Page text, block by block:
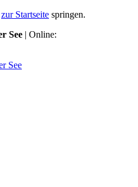
zur Startseite springen.
See | Online: